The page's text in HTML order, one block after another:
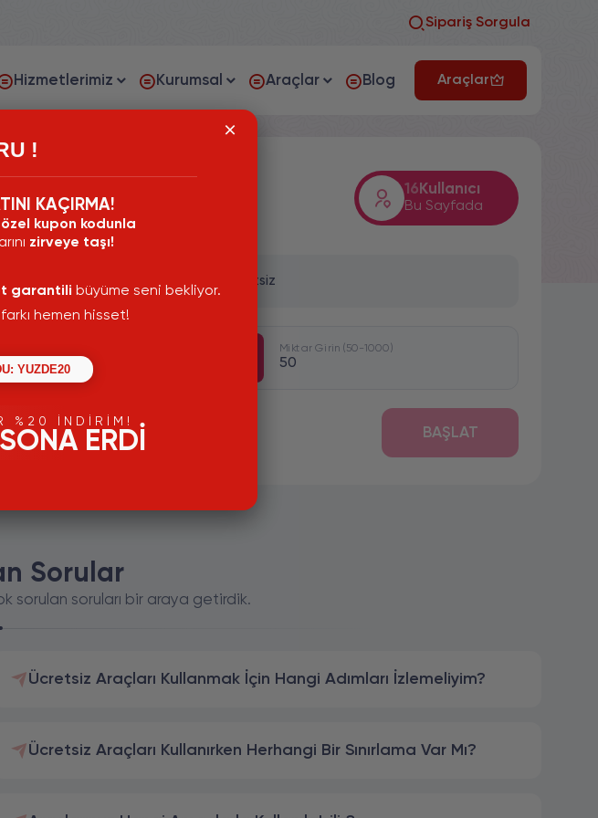
Sipariş Sorgula
Hizmetlerimiz Kurumsal Araçlar Blog Araçlar
İşlemlerinizi yapabilirsiniz.
16 Kullanıcı
Bu Sayfada
Tamamen Ücretsiz
Miktar Girin (50-1000)
BAŞLAT
Sorular
sorulan soruları bir araya getirdik.
Ücretsiz Araçları Kullanmak İçin Hangi Adımları İzlemeliyim?
Ücretsiz Araçları Kullanırken Herhangi Bir Sınırlama Var Mı?
!
KAÇIRMA!
özel kupon kodunla
zirveye taşı!
garantili büyüme seni bekliyor.
farkı hemen hisset!
YUZDE20
%20 İNDIRIM!
ERDI